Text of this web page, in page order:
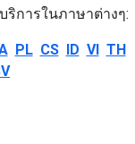
ริการในภาษาต่างๆ:
PL CS ID VI TH